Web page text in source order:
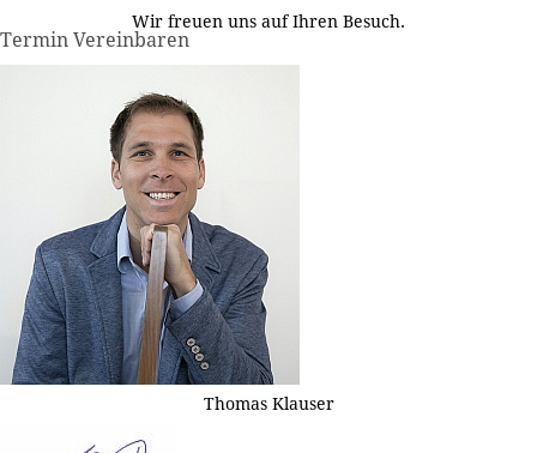
Wir freuen uns auf Ihren Besuch.
Termin Vereinbaren
Thomas Klauser